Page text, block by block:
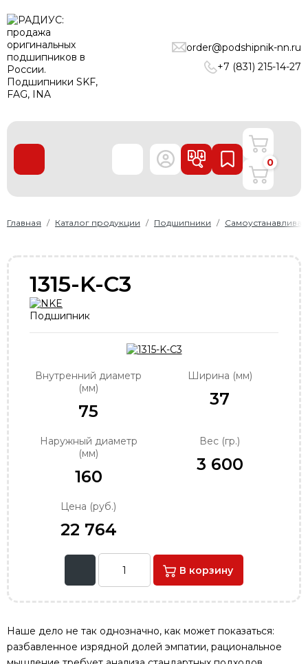
order@podshipnik-nn.ru
+7 (831) 215-14-27
ПОДШИПНИКИ
ЛИНЕЙНЫЕ ТЕХНОЛОГИИ
РЕМНИ
О нас
Доставка и оплата
+7 (831) 215-14-27
order@podshipnik-nn.ru
0
Главная Каталог продукции Подшипники
1315-K-C3
Подшипник
Внутренний диаметр
(мм)
75
Ширина (мм)
37
Наружный диаметр
(мм)
160
Вес (гр.)
3 600
Цена (руб.)
22 764
В корзину
Наше дело не так однозначно, как может показаться:
разбавленное изрядной долей эмпатии, рациональное